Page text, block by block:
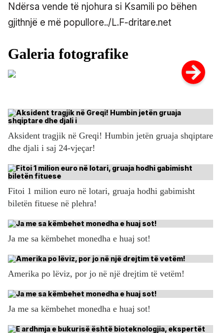
Ndërsa vende të njohura si Ksamili po bëhen
gjithnjë e më popullore../L.F-dritare.net
Aksident tragjik në Greqi! Humbin jetën gruaja shqiptare
dhe djali i saj 24-vjeçar!
Fitoi 1 milion euro në lotari, gruaja hodhi gabimisht
biletën fituese në plehra!
Ja me sa këmbehet monedha e huaj sot!
Amerika po lëviz, por jo në një drejtim të vetëm!
Ja me sa këmbehet monedha e huaj sot!